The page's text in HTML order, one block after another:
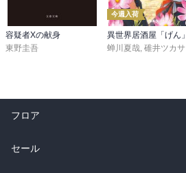
容疑者Xの献身
東野圭吾
今週入荷
蝉川夏哉, 碓井ツカサ
フロア
総合
セール